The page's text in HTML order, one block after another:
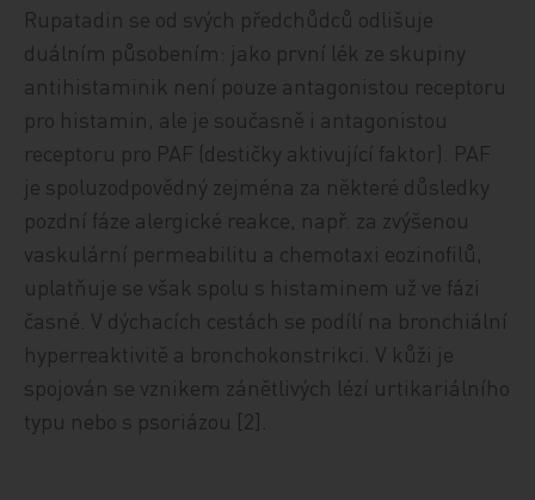
Rupatadin se od svých předchůdců odlišuje
duálním působením: jako první lék ze skupiny
antihistaminik není pouze antagonistou receptoru
pro histamin, ale je současně i antagonistou
receptoru pro PAF (destičky aktivující faktor). PAF
je spoluzodpovědný zejména za některé důsledky
pozdní fáze alergické reakce, např. za zvýšenou
vaskulární permeabilitu a chemotaxi eozinofilů,
uplatňuje se však spolu s histaminem už ve fázi
časné. V dýchacích cestách se podílí na bronchiální
hyperreaktivitě a bronchokonstrikci. V kůži je
spojován se vznikem zánětlivých lézí urtikariálního
typu nebo s psoriázou [2].